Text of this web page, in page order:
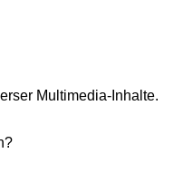
Multimedia-Inhalte.